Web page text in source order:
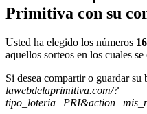
Primitiva con su
Usted ha elegido los números
aquellos sorteos en los cuales se
Si desea compartir o guardar
lawebdelaprimitiva.com/?